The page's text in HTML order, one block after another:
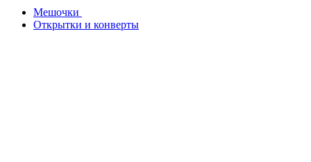
Мешочки
Открытки и конверты